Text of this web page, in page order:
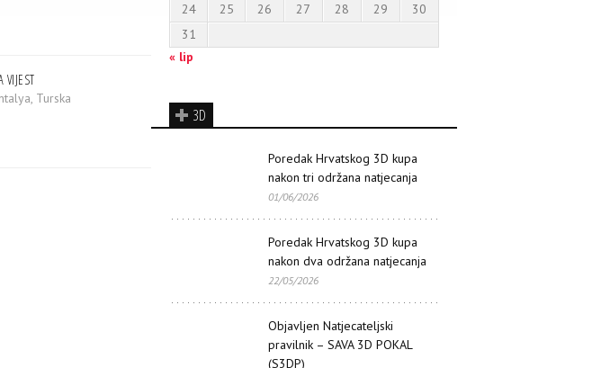
VIJEST
Turska
24
25 26 27 28 29
30
31
« lip
3D
Poredak Hrvatskog 3D kupa
nakon tri održana natjecanja
01/06/2026
Poredak Hrvatskog 3D kupa
nakon dva održana natjecanja
22/05/2026
Objavljen Natjecateljski
pravilnik – SAVA 3D POKAL
(S3DP)